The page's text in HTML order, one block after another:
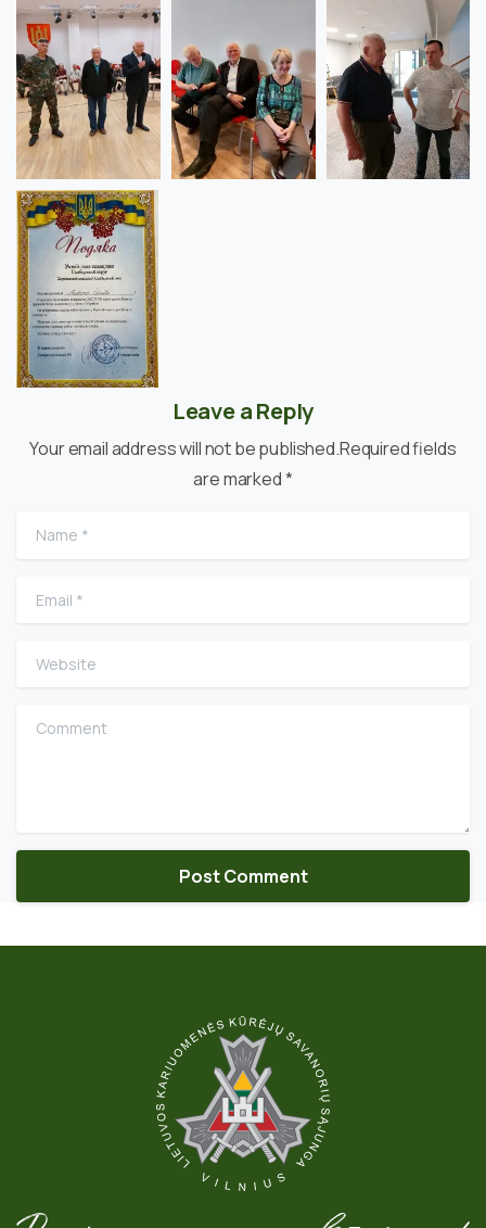
Leave a Reply
Your email address will not be published.Required fields
are marked *
Name
Email
Website
Comment